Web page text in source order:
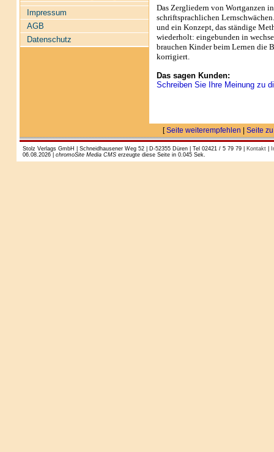
Impressum
AGB
Datenschutz
Das Zergliedern von Wortganzen
schriftsprachlichen
und ein Konzept, das ständige
wiederholt: eingebunden in
brauchen Kinder beim Lernen die
korrigiert.
Das sagen Kunden:
Schreiben Sie Ihre Meinung zu
[Seite weiterempfehlen Seite
Stolz Verlags GmbH | Schneidhausener Weg 52 | D-52355 Düren | Tel 02421 / 5 79 79 | Kontakt|
06.08.2026 | chromoSite Media CMSerzeugte diese Seite in 0.045 Sek.